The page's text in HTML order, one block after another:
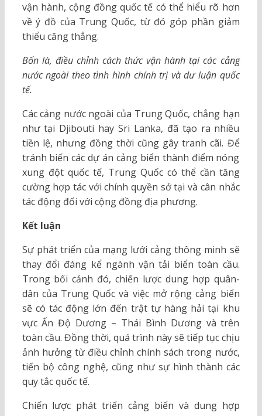
vận hành, cộng đồng quốc tế có thể hiểu rõ hơn
về ý đồ của Trung Quốc, từ đó góp phần giảm
thiểu căng thẳng.
Bốn là, điều chỉnh cách thức vận hành tại các cảng
nước ngoài theo tình hình chính trị và dư luận quốc
tế.
Các cảng nước ngoài của Trung Quốc, chẳng hạn
như tại Djibouti hay Sri Lanka, đã tạo ra nhiều
tiền lệ, nhưng đồng thời cũng gây tranh cãi. Để
tránh biến các dự án cảng biển thành điểm nóng
xung đột quốc tế, Trung Quốc có thể cần tăng
cường hợp tác với chính quyền sở tại và cân nhắc
tác động đối với cộng đồng địa phương.
Kết luận
Sự phát triển của mạng lưới cảng thông minh sẽ
thay đổi đáng kể ngành vận tải biển toàn cầu.
Trong bối cảnh đó, chiến lược dung hợp quân-
dân của Trung Quốc và việc mở rộng cảng biển
sẽ có tác động lớn đến trật tự hàng hải tại khu
vực Ấn Độ Dương – Thái Bình Dương và trên
toàn cầu. Đồng thời, quá trình này sẽ tiếp tục chịu
ảnh hưởng từ điều chỉnh chính sách trong nước,
tiến bộ công nghệ, cũng như sự hình thành các
quy tắc quốc tế.
Chiến lược phát triển cảng biển và dung hợp